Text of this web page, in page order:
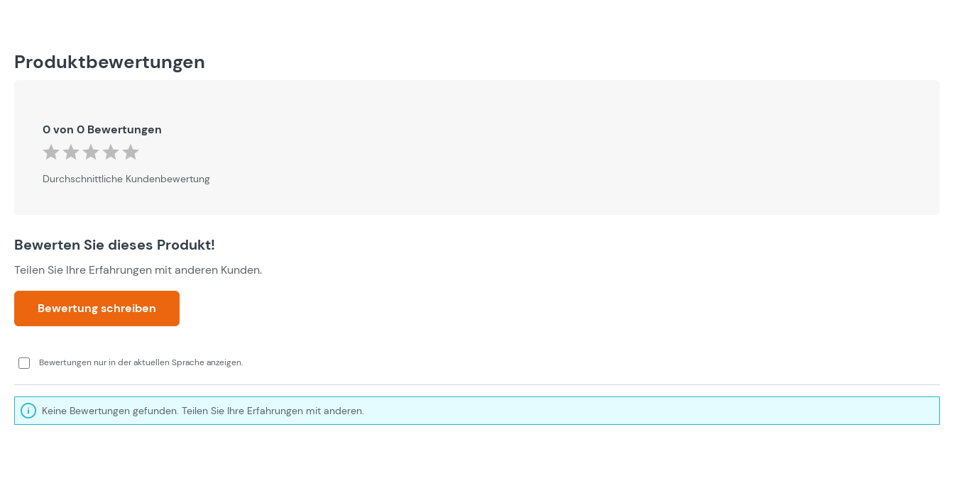
Produktbewertungen
0 von 0 Bewertungen
Durchschnittliche Bewertung von 0 von 5 Sternen
Durchschnittliche Kundenbewertung
Bewerten Sie dieses Produkt!
Teilen Sie Ihre Erfahrungen mit anderen Kunden.
Bewertung schreiben
Bewertungen nur in der aktuellen Sprache anzeigen.
Keine Bewertungen gefunden. Teilen Sie Ihre Erfahrungen mit anderen.